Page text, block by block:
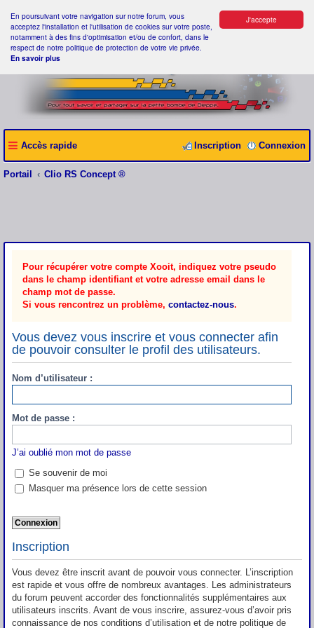
J'accepte
En poursuivant votre navigation sur notre forum, vous
acceptez l'installation et l'utilisation de cookies sur votre poste,
notamment à des fins d'optimisation et/ou de confort, dans le
respect de notre politique de protection de votre vie privée.
En savoir plus
Accès rapide Connexion
Inscription
Portail Clio RS Concept ®
Pour récupérer votre compte Xooit, indiquez votre pseudo
dans le champ identifiant et votre adresse email dans le
champ mot de passe.
Si vous rencontrez un problème, contactez-nous.
Vous devez vous inscrire et vous connecter afin
de pouvoir consulter le profil des utilisateurs.
Nom d’utilisateur :
Mot de passe :
J’ai oublié mon mot de passe
Se souvenir de moi
Masquer ma présence lors de cette session
Inscription
Vous devez être inscrit avant de pouvoir vous connecter. L’inscription
est rapide et vous offre de nombreux avantages. Les administrateurs
du forum peuvent accorder des fonctionnalités supplémentaires aux
utilisateurs inscrits. Avant de vous inscrire, assurez-vous d’avoir pris
connaissance de nos conditions d’utilisation et de notre politique de